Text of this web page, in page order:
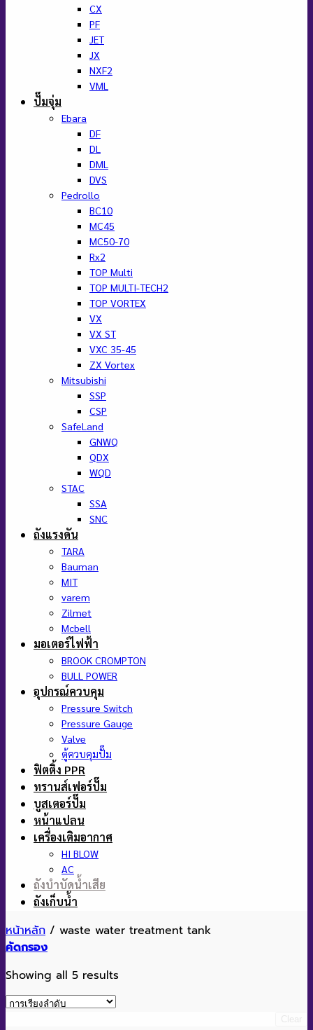
CX
PF
JET
JX
NXF2
VML
ปั๊มจุ่ม
Ebara
DF
DL
DML
DVS
Pedrollo
BC10
MC45
MC50-70
Rx2
TOP Multi
TOP MULTI-TECH2
TOP VORTEX
VX
VX ST
VXC 35-45
ZX Vortex
Mitsubishi
SSP
CSP
SafeLand
GNWQ
QDX
WQD
STAC
SSA
SNC
ถังแรงดัน
TARA
Bauman
MIT
varem
Zilmet
Mcbell
มอเตอร์ไฟฟ้า
BROOK CROMPTON
BULL POWER
อุปกรณ์ควบคุม
Pressure Switch
Pressure Gauge
Valve
ตู้ควบคุมปั๊ม
ฟิตติ้ง PPR
ทรานส์เฟอร์ปั๊ม
บูสเตอร์ปั๊ม
หน้าแปลน
เครื่องเติมอากาศ
HI BLOW
AC
ถังบำบัดน้ำเสีย
ถังเก็บน้ำ
หน้าหลัก / waste water treatment tank
คัดกรอง
Showing all 5 results